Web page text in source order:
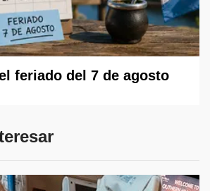
feriado del 7 de agosto